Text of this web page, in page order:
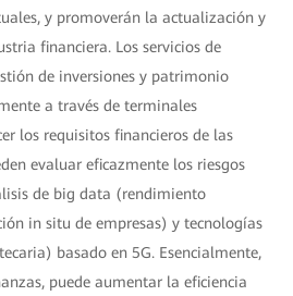
y promoverán la actualización y
financiera. Los servicios de
de inversiones y patrimonio
a través de terminales
los requisitos financieros de las
evaluar eficazmente los riesgos
de big data (rendimiento
in situ de empresas) y tecnologías
basado en 5G. Esencialmente,
puede aumentar la eficiencia